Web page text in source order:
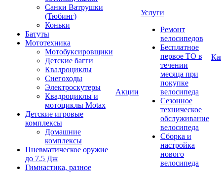
Санки Ватрушки
(Тюбинг)
Коньки
Батуты
Мототехника
Мотобуксировщики
Детские багги
Квадроциклы
Снегоходы
Электроскутеры
Квадроциклы и
мотоциклы Motax
Детские игровые
комплексы
Домашние
комплексы
Пневматическое оружие
до 7.5 Дж
Гимнастика, разное
Акции
Услуги
Ремонт
велосипедов
Бесплатное
первое ТО в
течении
месяца при
покупке
велосипеда
Сезонное
техническое
обслуживание
велосипеда
Сборка и
настройка
нового
велосипеда